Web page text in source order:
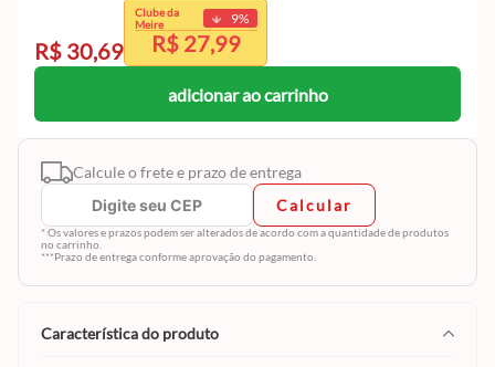
R$ 30,69
Clube da
Meire
9%
R$ 27,99
exclusivo
Clube da Meire.
Cadastre-se e aproveite
adicionar ao carrinho
Calcule o frete e prazo de entrega
Calcular
* Os valores e prazos podem ser alterados de acordo com a quantidade de produtos
no carrinho.
***Prazo de entrega conforme aprovação do pagamento.
característica do produto